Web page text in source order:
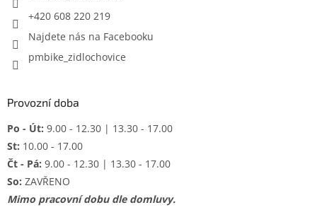
u
+420 608 220 219
Najdete nás na Facebooku
pmbike_zidlochovice
Provozní doba
Po - Út: 9.00 - 12.30 | 13.30 - 17.00
St: 10.00 - 17.00
Čt - Pá: 9.00 - 12.30 | 13.30 - 17.00
So: ZAVŘENO
Mimo pracovní dobu dle domluvy.